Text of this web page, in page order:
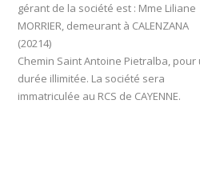
gérant de la société est : Mme Liliane
MORRIER, demeurant à CALENZANA
(20214)
Chemin Saint Antoine Pietralba, pour
durée illimitée. La société sera
immatriculée au RCS de CAYENNE.
Pour